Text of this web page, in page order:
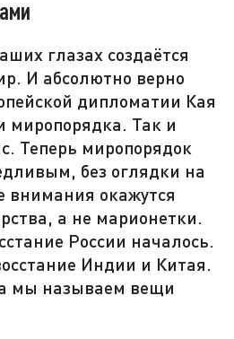
глазах создаётся
И абсолютно верно
дипломатии Кая
миропорядка. Так и
Теперь миропорядок
без оглядки на
внимания окажутся
а не марионетки.
России началось.
Индии и Китая.
мы называем вещи